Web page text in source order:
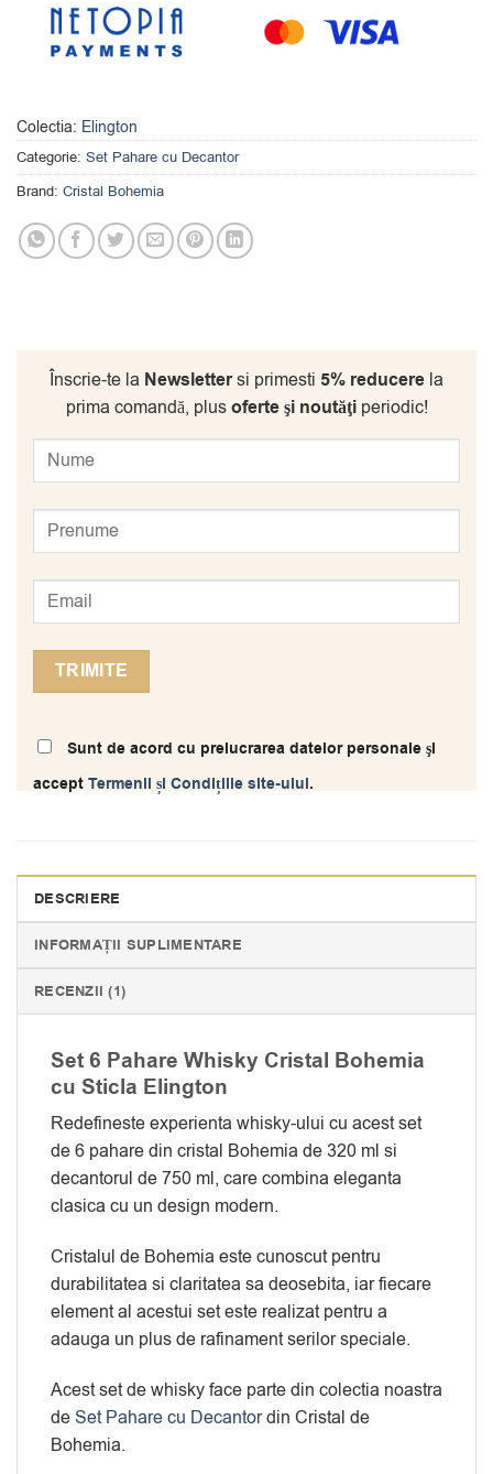
Colectia: Elington
Categorie: Set Pahare cu Decantor
Brand: Cristal Bohemia
Înscrie-te la Newslettersi primesti 5% reducere la
prima comandă, plusoferte şi noutăţiperiodic!
Sunt de acord cu prelucrarea datelor personale şi
acceptTermenii și Condițiile site-ului.
DESCRIERE
INFORMAȚII SUPLIMENTARE
RECENZII (1)
Set 6 Pahare Whisky Cristal Bohemia
cu Sticla Elington
Redefineste experienta whisky-ului cu acest set
de 6 pahare din cristal Bohemia de 320 ml si
decantorul de 750 ml, care combina eleganta
clasica cu un design modern.
Cristalul de Bohemia este cunoscut pentru
durabilitatea si claritatea sa deosebita, iar fiecare
element al acestui set este realizat pentru a
adauga un plus de rafinament serilor speciale.
Acest set de whisky face parte din colectia noastra
deSet Pahare cu Decantordin Cristal de
Bohemia.